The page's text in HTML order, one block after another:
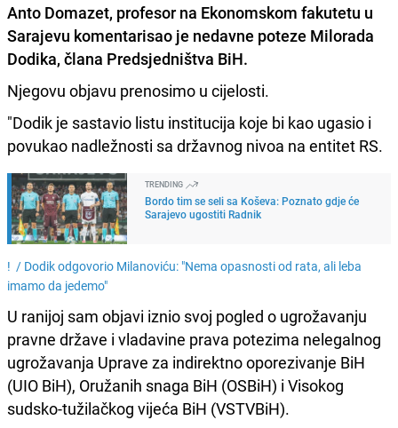
Anto Domazet, profesor na Ekonomskom fakutetu u
Sarajevu komentarisao je nedavne poteze Milorada
Dodika, člana Predsjedništva BiH.
Njegovu objavu prenosimo u cijelosti.
"Dodik je sastavio listu institucija koje bi kao ugasio i
povukao nadležnosti sa državnog nivoa na entitet RS.
TRENDING
Bordo tim se seli sa Koševa: Poznato gdje će
Sarajevo ugostiti Radnik
! / Dodik odgovorio Milanoviću: "Nema opasnosti od rata, ali leba
imamo da jedemo"
U ranijoj sam objavi iznio svoj pogled o ugrožavanju
pravne države i vladavine prava potezima nelegalnog
ugrožavanja Uprave za indirektno oporezivanje BiH
(UIO BiH), Oružanih snaga BiH (OSBiH) i Visokog
sudsko-tužilačkog vijeća BiH (VSTVBiH).